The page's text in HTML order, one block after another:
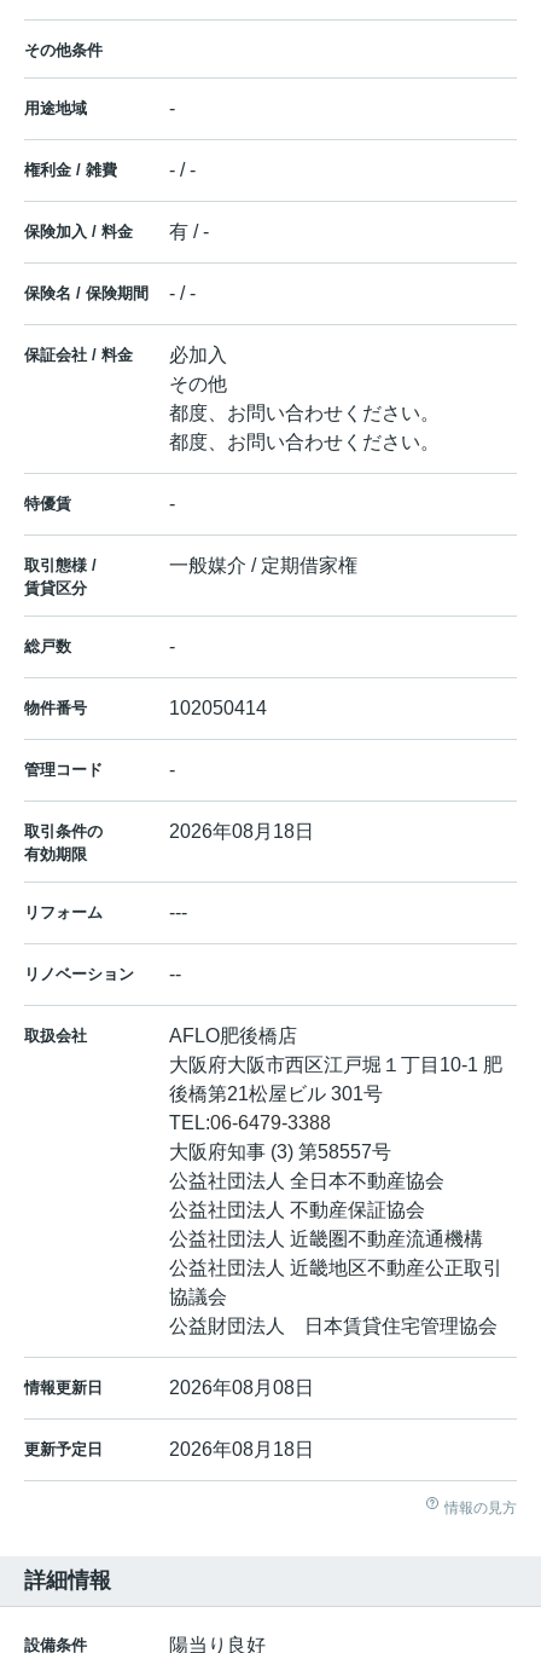
その他条件
用途地域 -
権利金 / 雑費 - / -
保険加入 / 料金 有 / -
保険名 / 保険期間 - / -
保証会社 / 料金
必加入
その他
都度、お問い合わせください。
都度、お問い合わせください。
特優賃 -
取引態様 /
賃貸区分
一般媒介 / 定期借家権
総戸数 -
物件番号 102050414
管理コード -
取引条件の
有効期限
2026年08月18日
リフォーム ---
リノベーション --
取扱会社
AFLO肥後橋店
大阪府大阪市西区江戸堀１丁目10-1 肥
後橋第21松屋ビル 301号
TEL:06-6479-3388
大阪府知事 (3) 第58557号
公益社団法人 全日本不動産協会
公益社団法人 不動産保証協会
公益社団法人 近畿圏不動産流通機構
公益社団法人 近畿地区不動産公正取引
協議会
公益財団法人 日本賃貸住宅管理協会
情報更新日 2026年08月08日
更新予定日 2026年08月18日
情報の見方
詳細情報
設備条件 陽当り良好